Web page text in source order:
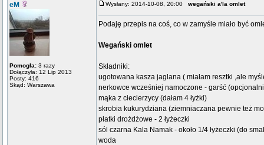
eM
Pomogła: 3 razy
Dołączyła: 12 Lip 2013
Posty: 416
Skąd: Warszawa
Wysłany: 2014-10-08, 20:00 wegański a'la omlet
Podaję przepis na coś, co w zamyśle miało być
Wegański omlet
Składniki:
ugotowana kasza jaglana ( miałam resztki ,ale
nerkowce wcześniej namoczone - garść
mąka z ciecierzycy (dałam 4 łyżki)
skrobia kukurydziana (ziemniaczana pewnie też
płatki drożdżowe - 2 łyżeczki
sól czarna Kala Namak - około 1/4 łyżeczki (do
woda